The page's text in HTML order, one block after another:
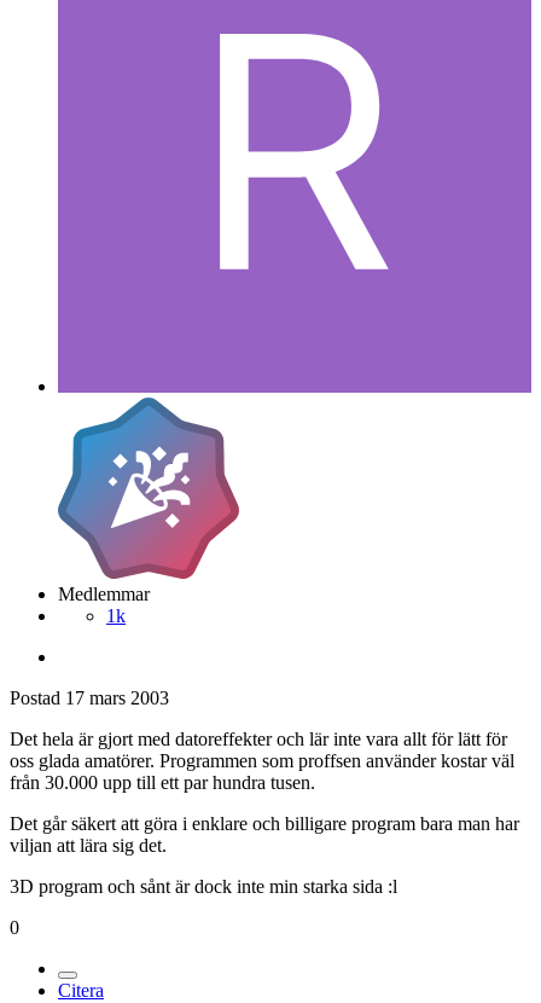
Medlemmar
1k
Postad 17 mars 2003
Det hela är gjort med datoreffekter och lär inte vara allt för lätt för
oss glada amatörer. Programmen som proffsen använder kostar väl
från 30.000 upp till ett par hundra tusen.
Det går säkert att göra i enklare och billigare program bara man har
viljan att lära sig det.
3D program och sånt är dock inte min starka sida :l
0
Citera